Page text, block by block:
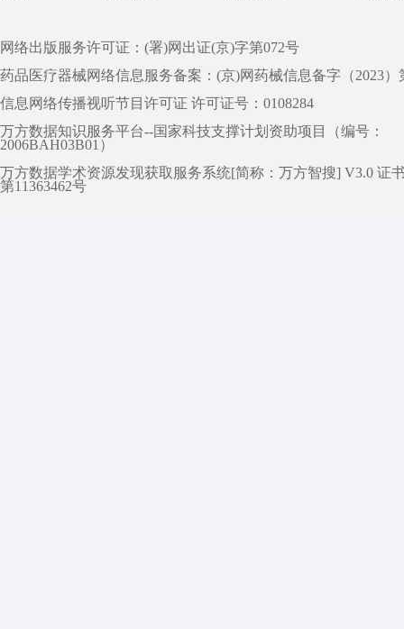
网络出版服务许可证：(署)网出证(京)字第072号
药品医疗器械网络信息服务备案：(京)网药械信息备字（2023）
信息网络传播视听节目许可证 许可证号：0108284
万方数据知识服务平台--国家科技支撑计划资助项目（编号：
2006BAH03B01）
万方数据学术资源发现获取服务系统[简称：万方智搜] V3.0 证
第11363462号